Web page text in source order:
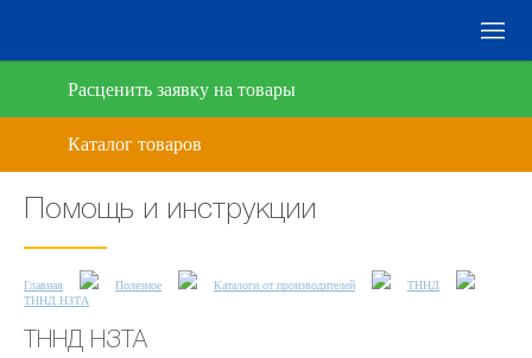
Расценить заявку на товары
Помощь и инструкции
Главная Полезное Каталоги от производителей
ТННД
ТННД НЗТА
ТННД НЗТА